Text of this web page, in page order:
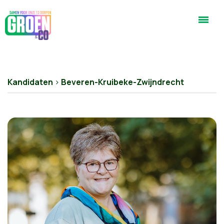
Kandidaten > Beveren-Kruibeke-Zwijndrecht